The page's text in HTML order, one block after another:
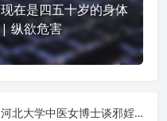
现在是四五十岁的身体
| 纵欲危害
河北大学中医女博士谈邪婬的危害 | 纵欲危害